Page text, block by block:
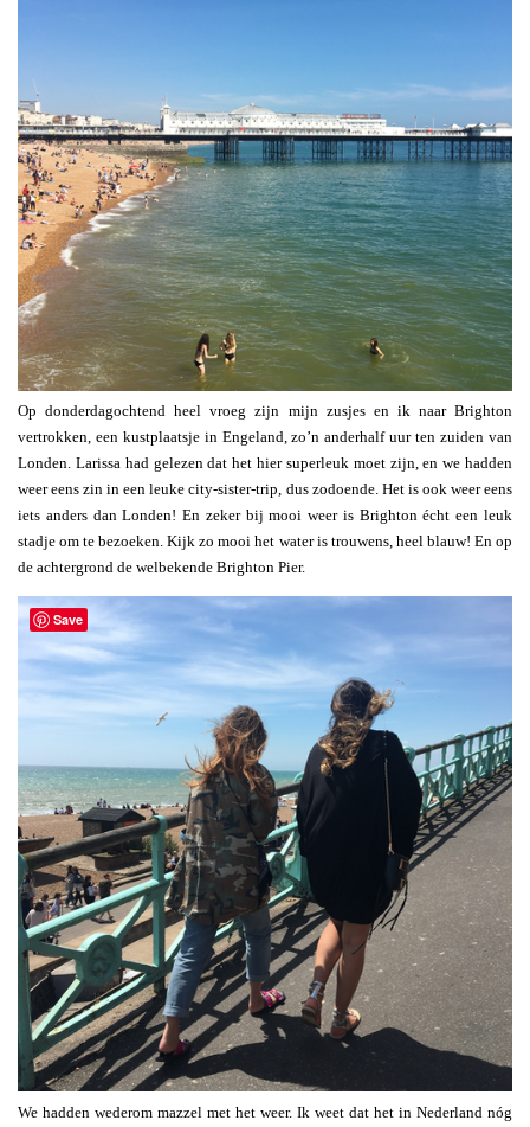
Op donderdagochtend heel vroeg zijn mijn zusjes en ik naar Brighton
vertrokken, een kustplaatsje in Engeland, zo’n anderhalf uur ten zuiden van
Londen. Larissa had gelezen dat het hier superleuk moet zijn, en we hadden
weer eens zin in een leuke city-sister-trip, dus zodoende. Het is ook weer eens
iets anders dan Londen! En zeker bij mooi weer is Brighton écht een leuk
stadje om te bezoeken. Kijk zo mooi het water is trouwens, heel blauw! En op
de achtergrond de welbekende Brighton Pier.
We hadden wederom mazzel met het weer. Ik weet dat het in Nederland nóg
Save